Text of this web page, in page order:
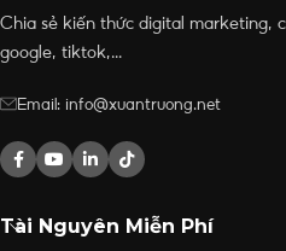
Chia sẻ kiến thức digital marketing,
google, tiktok,...
Email: info@xuantruong.net
Tài Nguyên Miễn Phí